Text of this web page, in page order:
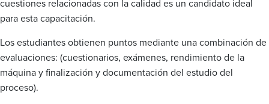
cuestiones relacionadas con la calidad es un candidato ideal
para esta capacitación.
Los estudiantes obtienen puntos mediante una combinación de
evaluaciones: (cuestionarios, exámenes, rendimiento de la
máquina y finalización y documentación del estudio del
proceso).